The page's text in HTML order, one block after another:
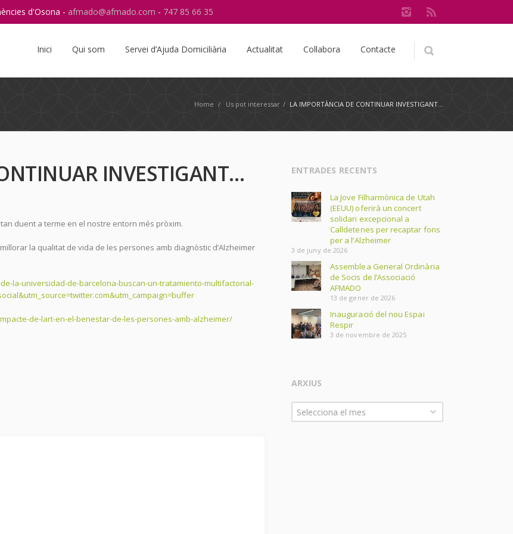
d'Osona - afmado@afmado.com - 747 85 66 35
Instagram
RSS
Inici Qui som Servei d’Ajuda Domiciliària Actualitat Col·labora Contacte
Home / Us pot interessar / LA IMPORTÀNCIA DE CONTINUAR INVESTIGANT…
INVESTIGANT…
duent a terme en el nostre entorn més pròxim.
la qualitat de vida de les persones amb diagnòstic d’Alzheimer
la-universidad-de-barcelona-buscan-un-tratamiento-multifactorial-
de-lart-en-el-benestar-de-les-persones-amb-alzheimer/
ENTRADES RECENTS
La Jove Filharmònica de Utah
(EEUU) oferirà un concert
solidari excepcional a
Calldetenes per recaptar fons
per a l’Alzheimer
3 de juny de 2026
Assemblea General Ordinària
de Socis de l’Associació
AFMADO
13 de gener de 2026
Inauguració del nou Espai
Respir
3 de novembre de 2025
ARXIUS
Arxius
Selecciona el mes